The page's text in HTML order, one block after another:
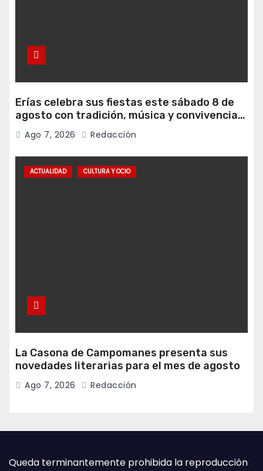
Erías celebra sus fiestas este sábado 8 de
agosto con tradición, música y convivencia
vecinal
Ago 7, 2026 Redacción
ACTUALIDAD CULTURA Y OCIO
La Casona de Campomanes presenta sus
novedades literarias para el mes de agosto
Ago 7, 2026 Redacción
Queda terminantemente prohibida la reproducción